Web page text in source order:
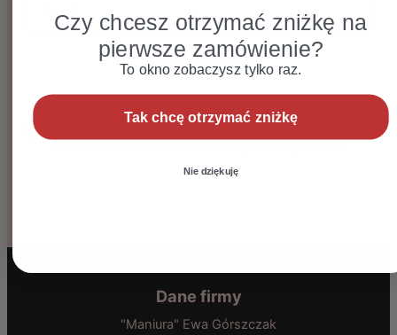
Zapisuję się
Dołączając do listy wyrażasz zgodę na otrzymywanie
Dołączając do listy wyrażam zgodę na otrzymywanie
Dane firmy
"Maniura" Ewa Górszczak
Czy chcesz otrzymać zniżkę na
pierwsze zamówienie?
To okno zobaczysz tylko raz.
Tak chcę otrzymać zniżkę
Nie dziękuję